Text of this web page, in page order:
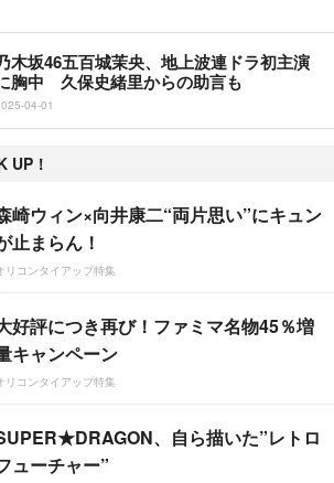
木坂46五百城茉央、地上波連ドラ初主演
胸中 久保史緒里からの助言も
04-01
UP！
崎ウィン×向井康二“両片思い”にキュン
止まらん！
リコンタイアップ特集
好評につき再び！ファミマ名物45％増
キャンペーン
リコンタイアップ特集
、自ら描いた”レトロ
ューチャー”